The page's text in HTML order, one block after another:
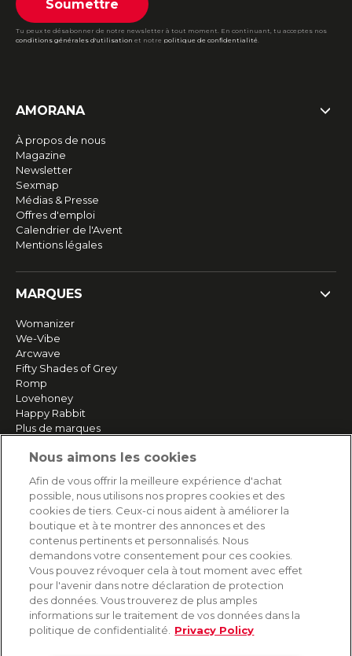
Soumettre
Tu peux te désabonner de notre newsletter à tout moment. En continuant, tu acceptes nos
conditions générales d'utilisation et notre politique de confidentialité.
AMORANA
À propos de nous
Magazine
Newsletter
Sexmap
Médias & Presse
Offres d'emploi
Calendrier de l'Avent
Mentions légales
MARQUES
Womanizer
We-Vibe
Arcwave
Fifty Shades of Grey
Romp
Lovehoney
Happy Rabbit
Plus de marques
SERVICE
Livraison rapide et gratuite
Retours & remboursements
Paiement sécurisé
AIDE
Contact
Nous aimons les cookies
Afin de vous offrir la meilleure expérience d'achat
possible, nous utilisons nos propres cookies et des
cookies de tiers. Ceux-ci nous aident à améliorer la
boutique et à te montrer des annonces et des
contenus pertinents et personnalisés. Nous
demandons votre consentement pour ces cookies.
Vous pouvez révoquer cela à tout moment avec effet
pour l'avenir dans notre déclaration de protection
des données. Vous trouverez de plus amples
informations sur le traitement de vos données dans la
politique de confidentialité.
Privacy Policy